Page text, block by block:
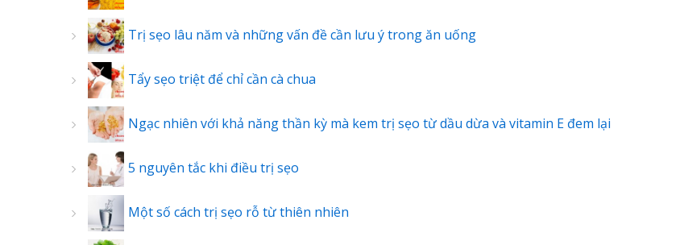
Trị sẹo lâu năm và những vấn đề cần lưu ý trong ăn uống
Tẩy sẹo triệt để chỉ cần cà chua
Ngạc nhiên với khả năng thần kỳ mà kem trị sẹo từ dầu dừa và vitamin E đem lại
5 nguyên tắc khi điều trị sẹo
Một số cách trị sẹo rỗ từ thiên nhiên